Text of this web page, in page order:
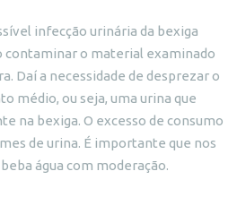
infecção urinária da bexiga
o material examinado
Daí a necessidade de desprezar o
médio, ou seja, uma urina que
na bexiga. O excesso de consumo
de urina. É importante que nos
água com moderação.